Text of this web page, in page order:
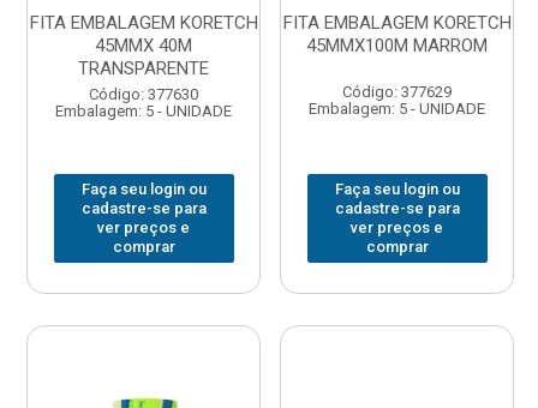
FITA EMBALAGEM KORETCH
45MMX 40M
TRANSPARENTE
Código: 377630
Embalagem: 5 - UNIDADE
Faça seu login ou
cadastre-se para
ver preços e
comprar
FITA EMBALAGEM KORETCH
45MMX100M MARROM
Código: 377629
Embalagem: 5 - UNIDADE
Faça seu login ou
cadastre-se para
ver preços e
comprar